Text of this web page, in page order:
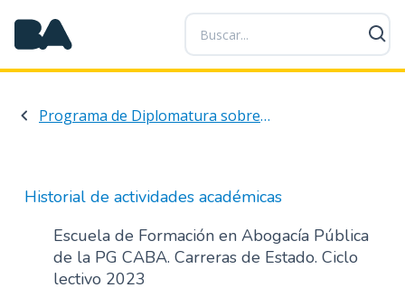
P
a
s
a
a
n
t
e
Programa de Diplomatura sobre Régimen Administrativo y Presupuestario
Historial de actividades académicas
Escuela de Formación en Abogacía Pública
de la PG CABA. Carreras de Estado. Ciclo
lectivo 2023